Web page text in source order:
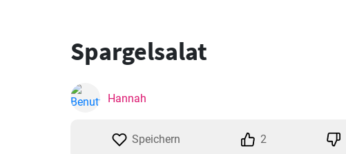
Spargelsalat
Hannah
Speichern 2